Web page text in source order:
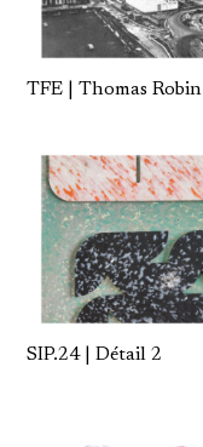
TFE | Thomas Robin
SIP.24 | Détail 2